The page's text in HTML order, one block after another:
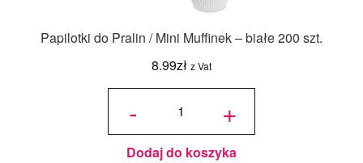
Papilotki do Pralin / Mini Muffinek – białe 200 szt.
8.99zł z Vat
-
ilość
Pralin /
Mini
Muffinek
- białe
200 szt.
+
Dodaj do koszyka